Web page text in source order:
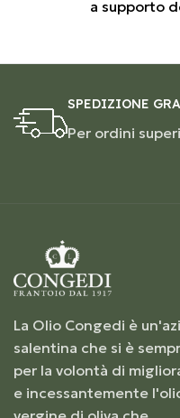
a supporto
SPEDIZIONE
Per ordini
La Olio Congedi è
salentina che si è
per la volontà di
e incessantemente